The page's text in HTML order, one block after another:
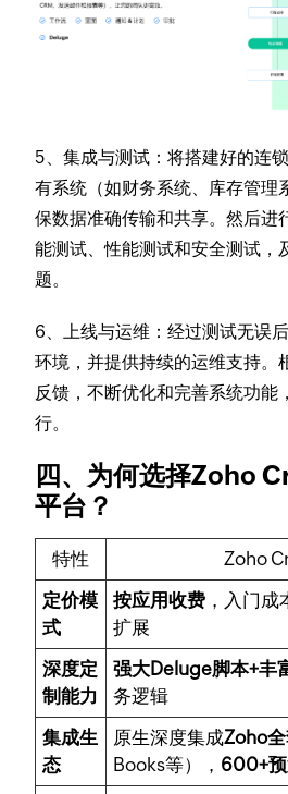
5、集成与测试 ：将搭建好的连
有系统（如财务系统、库存管理
保数据准确传输和共享。然后进
能测试、性能测试和安全测试，
题。
6、上线与运维 ：经过测试无误
环境，并提供持续的运维支持。
反馈，不断优化和完善系统功能
行。
四、为何选择Zoho
平台？
特性
Zoho
定价模
式
按应用收费 ，入门
扩展
深度定
制能力
强大Deluge脚本+丰
务逻辑
集成生
态
原生深度集成Zoho
Books等）， 600+预